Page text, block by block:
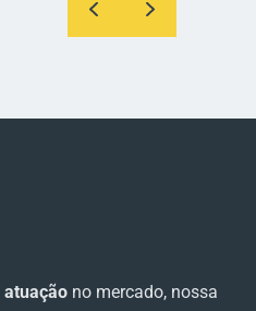
atuaçãono mercado, nossa